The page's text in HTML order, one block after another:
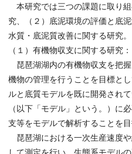
本研究では三つの課題に取り
究、（２）底泥環境の評価と底
水質・底泥質改善に関する研究。
（１）有機物収支に関する研究：
琵琶湖湖内の有機物収支を把
機物の管理を行うことを目標と
ルと底質モデルを既に開発され
（以下「モデル」という。）に
支等をモデルで解析することを目
琵琶湖における一次生産速度